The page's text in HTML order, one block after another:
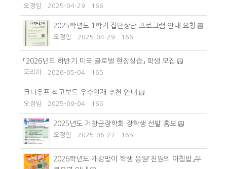
오정임 2025-04-29 166
2025학년도 1학기 집단상담 프로그램 안내 요청
오정임 2025-04-29 166
「2026년도 하반기 미국 글로벌 현장실습」 학생 모집
국리하 2026-05-04 165
크나우프 석고보드 우수인재 추천 안내
오정임 2025-09-04 165
2025년도 거창군장학회 장학생 선발 홍보
오정임 2025-06-27 165
2026학년도 개강맞이 학생 응원「천원의 아침밥」무